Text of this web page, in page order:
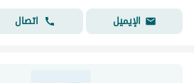
الإيميل
اتصال